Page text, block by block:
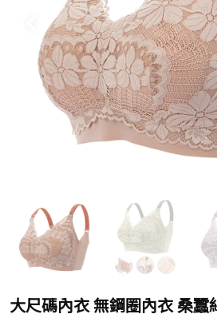
大尺碼內衣 無鋼圈內衣 桑蠶